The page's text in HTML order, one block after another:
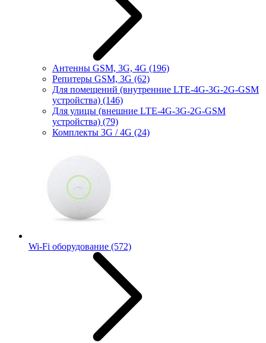
Антенны GSM, 3G, 4G (196)
Репитеры GSM, 3G (62)
Для помещений (внутренние LTE-4G-3G-2G-GSM
устройства) (146)
Для улицы (внешние LTE-4G-3G-2G-GSM
устройства) (79)
Комплекты 3G / 4G (24)
Wi-Fi оборудование (572)